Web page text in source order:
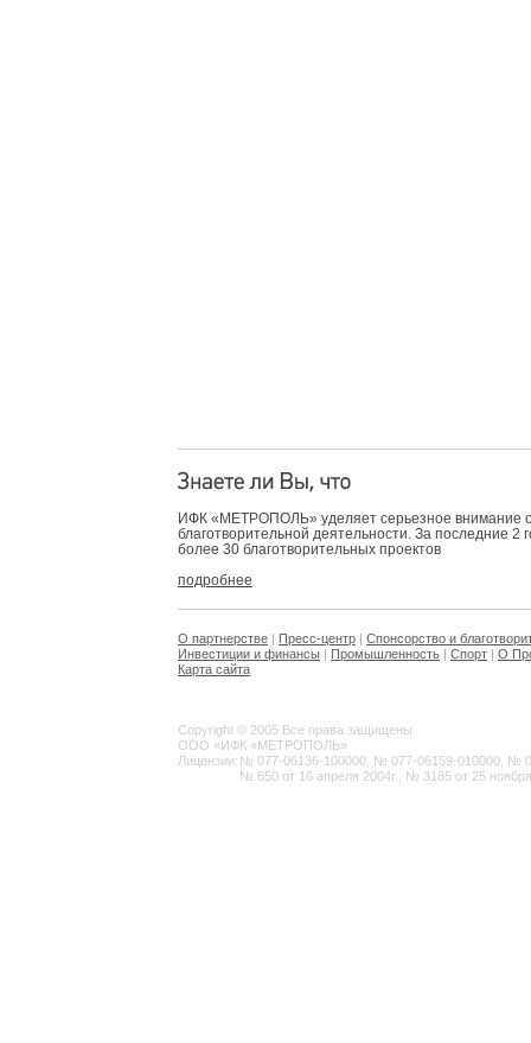
ИФК «МЕТРОПОЛЬ» уделяет серьезное внимание
благотворительной деятельности. За последние 2
более 30 благотворительных проектов
подробнее
О партнерстве | Пресс-центр | Спонсорство и
Инвестиции и финансы | Промышленность | Спорт | О
Карта сайта
Copyright © 2005 Все права защищены
ООО «ИФК «МЕТРОПОЛЬ»
Лицензии: № 077-06136-100000, № 077-06159-010000, №
№ 650 от 16 апреля 2004г., № 3185 от 25